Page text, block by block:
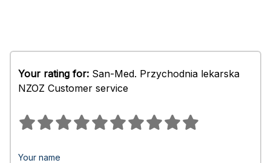
Your rating for: San-Med. Przychodnia lekarska
NZOZ Customer service
Your name